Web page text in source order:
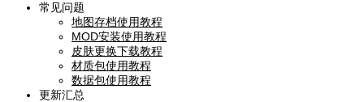
常见问题
地图存档使用教程
MOD安装使用教程
皮肤更换下载教程
材质包使用教程
数据包使用教程
更新汇总